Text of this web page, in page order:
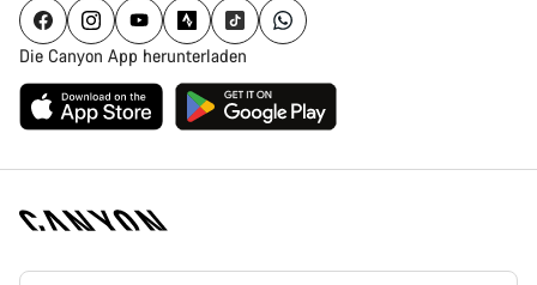
Die Canyon App herunterladen